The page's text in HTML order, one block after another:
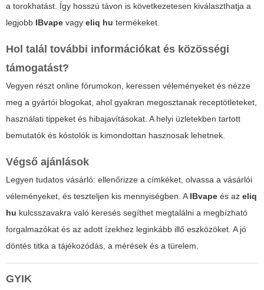
a torokhatást. Így hosszú távon is következetesen kiválaszthatja a
legjobb IBvape vagy eliq hu termékeket.
Hol talál további információkat és közösségi
támogatást?
Vegyen részt online fórumokon, keressen véleményeket és nézze
meg a gyártói blogokat, ahol gyakran megosztanak receptötleteket,
használati tippeket és hibajavításokat. A helyi üzletekben tartott
bemutatók és kóstolók is kimondottan hasznosak lehetnek.
Végső ajánlások
Legyen tudatos vásárló: ellenőrizze a címkéket, olvassa a vásárlói
véleményeket, és teszteljen kis mennyiségben. A IBvape és az eliq
hu kulcsszavakra való keresés segíthet megtalálni a megbízható
forgalmazókat és az adott ízekhez leginkább illő eszközöket. A jó
döntés titka a tájékozódás, a mérések és a türelem.
GYIK